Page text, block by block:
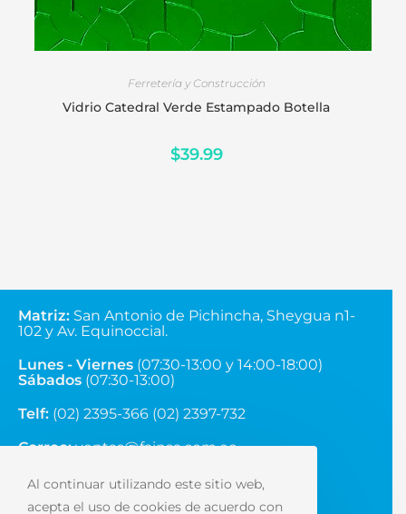
Ferretería y Construcción
Vidrio Catedral Verde Estampado Botella
$39.99
Matriz: San Antonio de Pichincha, Sheygua n1-
102 y Av. Equinoccial.
Lunes - Viernes (07:30-13:00 y 14:00-18:00)
Sábados (07:30-13:00)
Telf: (02) 2395-366 (02) 2397-732
Correo:ventas@fainsa.com.ec
Al continuar utilizando este sitio web,
acepta el uso de cookies de acuerdo con